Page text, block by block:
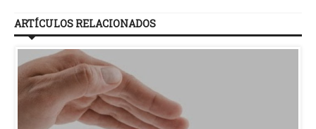
ARTÍCULOS RELACIONADOS